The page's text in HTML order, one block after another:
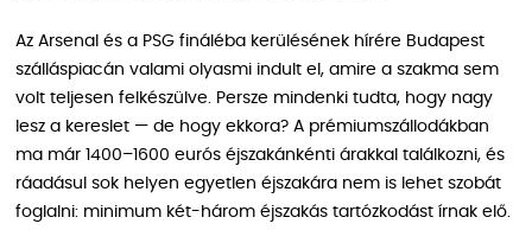
Az Arsenal és a PSG fináléba kerülésének hírére Budapest
szálláspiacán valami olyasmi indult el, amire a szakma sem
volt teljesen felkészülve. Persze mindenki tudta, hogy nagy
lesz a kereslet — de hogy ekkora? A prémiumszállodákban
ma már 1400–1600 eurós éjszakánkénti árakkal találkozni, és
ráadásul sok helyen egyetlen éjszakára nem is lehet szobát
foglalni: minimum két-három éjszakás tartózkodást írnak elő.